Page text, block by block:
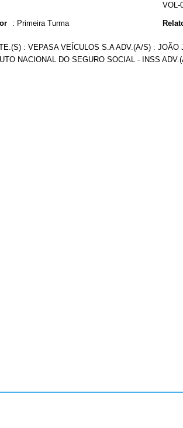
VOL-
: Primeira Turma
: VEPASA VEÍCULOS S.A ADV.(A/S) :
NACIONAL DO SEGURO SOCIAL - INSS